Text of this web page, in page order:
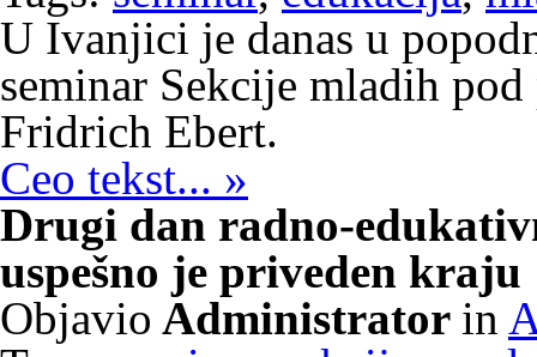
U Ivanjici je danas u
seminar Sekcije mladih
Fridrich Ebert.
Ceo tekst... »
Drugi dan radno-
uspešno je priveden kraju
Objavio Administrator in